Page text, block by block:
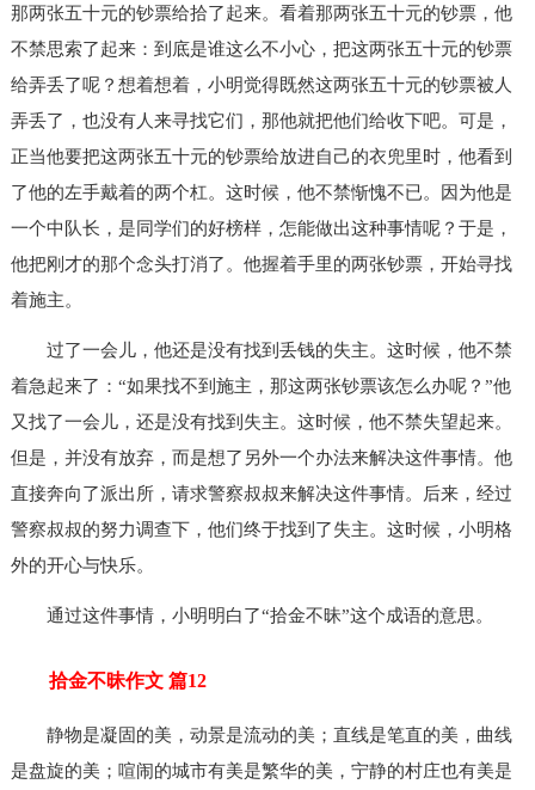
那两张五十元的钞票给拾了起来。看着那两张五十元的钞票，他
不禁思索了起来：到底是谁这么不小心，把这两张五十元的钞票
给弄丢了呢？想着想着，小明觉得既然这两张五十元的钞票被人
弄丢了，也没有人来寻找它们，那他就把他们给收下吧。可是，
正当他要把这两张五十元的钞票给放进自己的衣兜里时，他看到
了他的左手戴着的两个杠。这时候，他不禁惭愧不已。因为他是
一个中队长，是同学们的好榜样，怎能做出这种事情呢？于是，
他把刚才的那个念头打消了。他握着手里的两张钞票，开始寻找
着施主。
过了一会儿，他还是没有找到丢钱的失主。这时候，他不禁
着急起来了：“如果找不到施主，那这两张钞票该怎么办呢？”他
又找了一会儿，还是没有找到失主。这时候，他不禁失望起来。
但是，并没有放弃，而是想了另外一个办法来解决这件事情。他
直接奔向了派出所，请求警察叔叔来解决这件事情。后来，经过
警察叔叔的努力调查下，他们终于找到了失主。这时候，小明格
外的开心与快乐。
通过这件事情，小明明白了“拾金不昧”这个成语的意思。
拾金不昧作文 篇12
静物是凝固的美，动景是流动的美；直线是笔直的美，曲线
是盘旋的美；喧闹的城市有美是繁华的美，宁静的村庄也有美是